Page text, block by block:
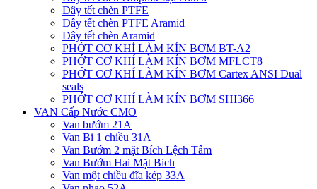
Dây tết chèn PTFE
Dây tết chèn PTFE Aramid
Dây tết chèn Aramid
PHỚT CƠ KHÍ LÀM KÍN BƠM BT-A2
PHỚT CƠ KHÍ LÀM KÍN BƠM MFLCT8
PHỚT CƠ KHÍ LÀM KÍN BƠM Cartex ANSI Dual
seals
PHỚT CƠ KHÍ LÀM KÍN BƠM SHI366
VAN Cấp Nước CMO
Van bướm 21A
Van Bi 1 chiều 31A
Van Bướm 2 mặt Bích Lệch Tâm
Van Bướm Hai Mặt Bich
Van một chiều đĩa kép 33A